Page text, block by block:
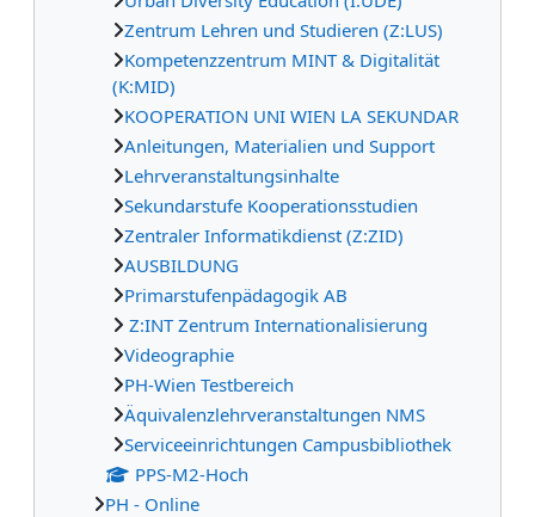
Zentrum Lehren und Studieren (Z:LUS)
Kompetenzzentrum MINT & Digitalität
(K:MID)
KOOPERATION UNI WIEN LA SEKUNDAR
Anleitungen, Materialien und Support
Lehrveranstaltungsinhalte
Sekundarstufe Kooperationsstudien
Zentraler Informatikdienst (Z:ZID)
AUSBILDUNG
Primarstufenpädagogik AB
Z:INT Zentrum Internationalisierung
Videographie
PH-Wien Testbereich
Äquivalenzlehrveranstaltungen NMS
Serviceeinrichtungen Campusbibliothek
PPS-M2-Hoch
PH - Online